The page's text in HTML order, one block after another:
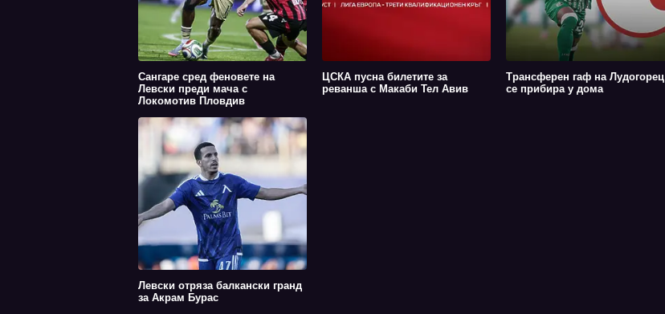
Сангаре сред феновете на
Левски преди мача с
Локомотив Пловдив
ЦСКА пусна билетите за
реванша с Макаби Тел Авив
Трансферен гаф на Лудогорец
се прибира у дома
Левски отряза балкански гранд
за Акрам Бурас